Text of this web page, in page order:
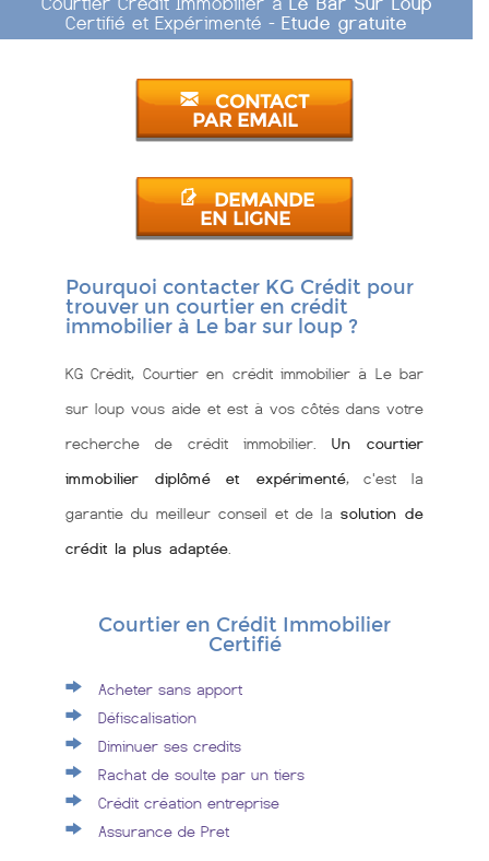
Certifié et Expérimenté - Etude gratuite
CONTACT
PAR EMAIL
DEMANDE
EN LIGNE
Pourquoi contacter KG Crédit pour
trouver un courtier en crédit
immobilier à Le bar sur loup ?
KG Crédit, Courtier en crédit immobilier à Le bar
sur loup vous aide et est à vos côtés dans votre
recherche de crédit immobilier. Un courtier
immobilier diplômé et expérimenté, c'est la
garantie du meilleur conseil et de la solution de
crédit la plus adaptée
Courtier en Crédit Immobilier
Certifié
Acheter sans apport
Défiscalisation
Diminuer ses credits
Rachat de soulte par un tiers
Crédit création entreprise
Assurance de Pret